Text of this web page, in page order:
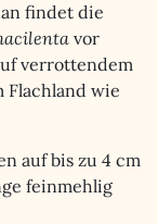
findet die
vor
verrottendem
Flachland wie
auf bis zu 4 cm
feinmehlig